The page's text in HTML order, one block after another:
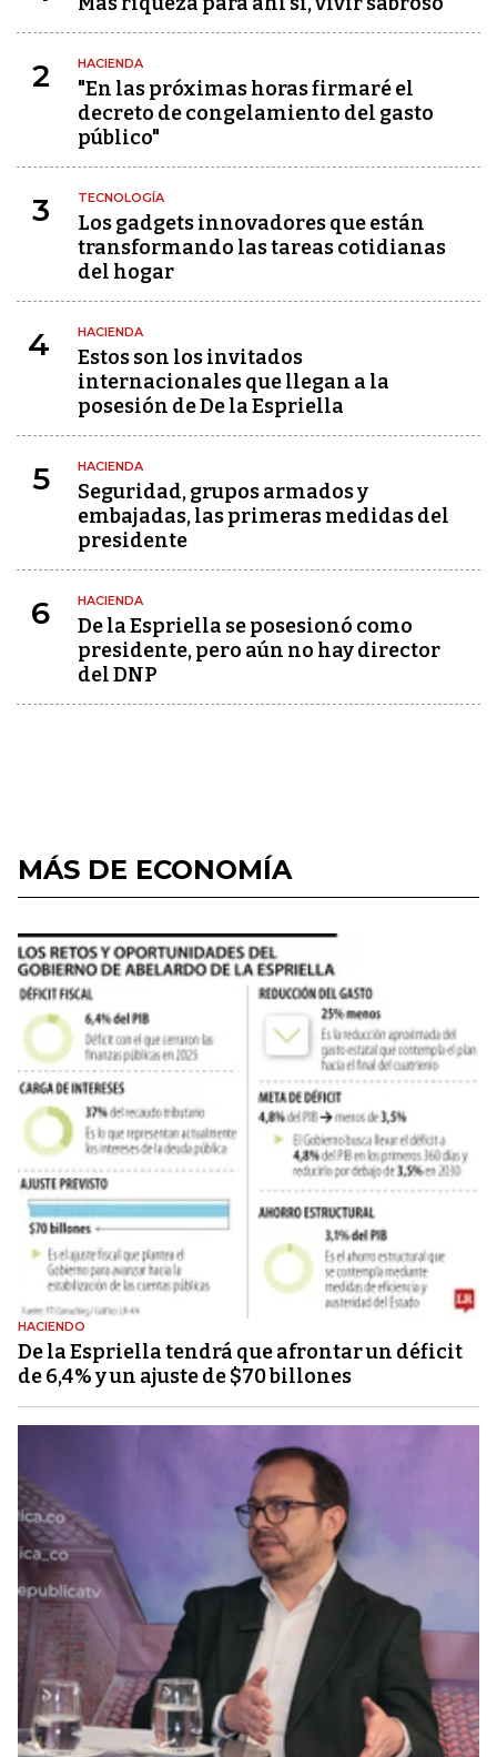
2 HACIENDA
"En las próximas horas firmaré el
decreto de congelamiento del gasto
público"
3 TECNOLOGÍA
Los gadgets innovadores que están
transformando las tareas cotidianas
del hogar
4 HACIENDA
Estos son los invitados
internacionales que llegan a la
posesión de De la Espriella
5 HACIENDA
Seguridad, grupos armados y
embajadas, las primeras medidas del
presidente
6 HACIENDA
De la Espriella se posesionó como
presidente, pero aún no hay director
del DNP
MÁS DE ECONOMÍA
HACIENDO
De la Espriella tendrá que afrontar un déficit
de 6,4% y un ajuste de $70 billones